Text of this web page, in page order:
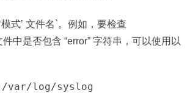
式’ 文件名`。例如，要检查
中是否包含 “error” 字符串，可以使用以
log/syslog